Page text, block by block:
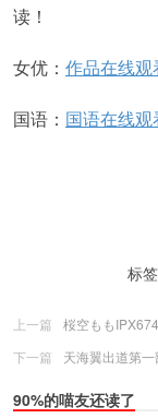
读！
女优： 作品在线观
国语： 国语在线观
标签
上一篇
桜空もも
下一篇
天海翼出道第
90%的喵友还读了